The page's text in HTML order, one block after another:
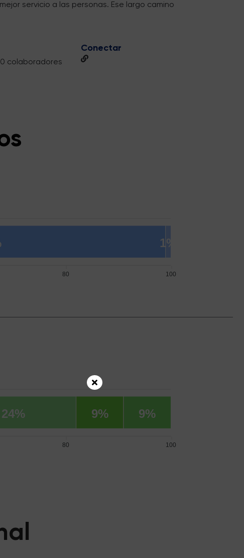
servicio a las personas. Ese largo camino
colaboradores
Conectar
100
80
1%
100
80
9% 9%
24%